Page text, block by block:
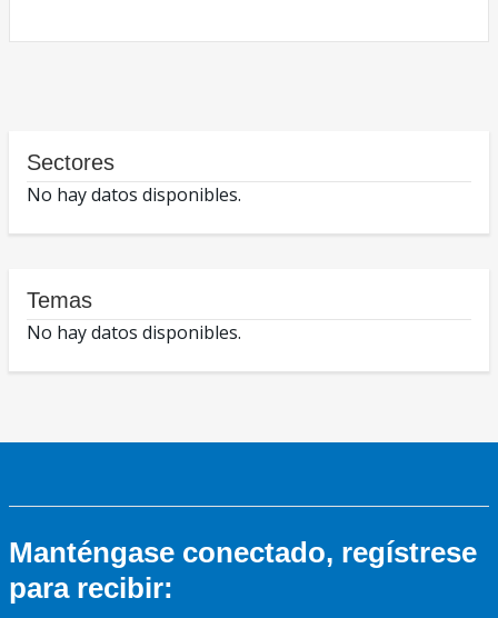
Sectores
No hay datos disponibles.
Temas
No hay datos disponibles.
Manténgase conectado, regístrese
para recibir: